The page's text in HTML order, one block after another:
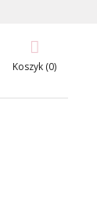
Koszyk (0)